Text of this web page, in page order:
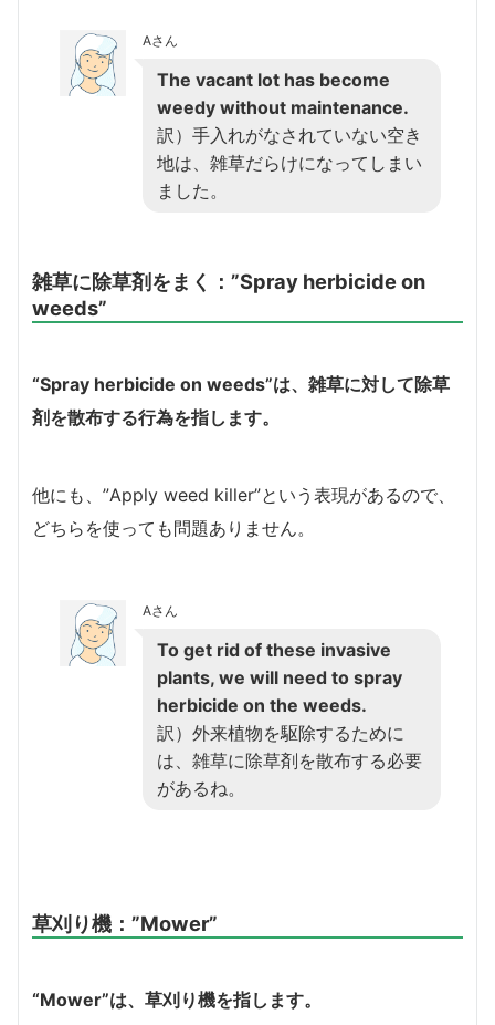
Aさん
The vacant lot has become
weedy without maintenance.
訳）手入れがなされていない空き
地は、雑草だらけになってしまい
ました。
雑草に除草剤をまく：”Spray herbicide on
weeds”
“Spray herbicide on weeds”は、雑草に対して除草
剤を散布する行為を指します。
他にも、”Apply weed killer”という表現があるので、
どちらを使っても問題ありません。
Aさん
To get rid of these invasive
plants, we will need to spray
herbicide on the weeds.
訳）外来植物を駆除するために
は、雑草に除草剤を散布する必要
があるね。
草刈り機 ：”Mower”
“Mower”は、草刈り機を指します。